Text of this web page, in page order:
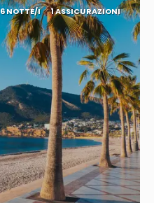
6 NOTTE/I 1 ASSICURAZIONI